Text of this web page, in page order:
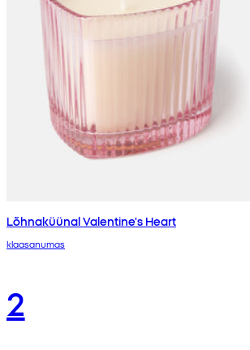
Lõhnaküünal Valentine's Heart
klaasanumas
2